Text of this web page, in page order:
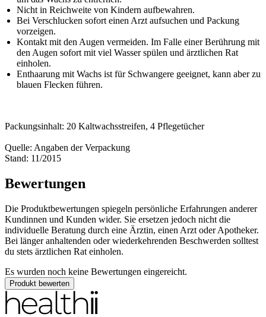
Nicht in Reichweite von Kindern aufbewahren.
Bei Verschlucken sofort einen Arzt aufsuchen und Packung
vorzeigen.
Kontakt mit den Augen vermeiden. Im Falle einer Berührung mit
den Augen sofort mit viel Wasser spülen und ärztlichen Rat
einholen.
Enthaarung mit Wachs ist für Schwangere geeignet, kann aber zu
blauen Flecken führen.
Packungsinhalt: 20 Kaltwachsstreifen, 4 Pflegetücher
Quelle: Angaben der Verpackung
Stand: 11/2015
Bewertungen
Die Produktbewertungen spiegeln persönliche Erfahrungen anderer
Kundinnen und Kunden wider. Sie ersetzen jedoch nicht die
individuelle Beratung durch eine Ärztin, einen Arzt oder Apotheker.
Bei länger anhaltenden oder wiederkehrenden Beschwerden solltest
du stets ärztlichen Rat einholen.
Es wurden noch keine Bewertungen eingereicht.
Produkt bewerten